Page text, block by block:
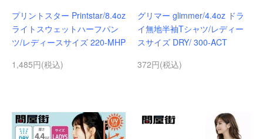
プリントスター Printstar/8.4oz
ライトスウェットハーフパン
ツ/レディースサイズ 220-MHP
1,485円(税込)
グリマー glimmer/4.4oz ドラ
イ無地半袖Tシャツ/レディー
スサイズ DRY/ 300-ACT
372円(税込)